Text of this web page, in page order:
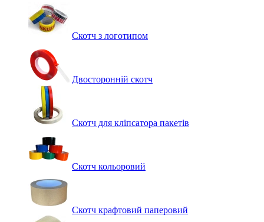
Скотч з логотипом
Двосторонній скотч
Скотч для кліпсатора пакетів
Скотч кольоровий
Скотч крафтовий паперовий